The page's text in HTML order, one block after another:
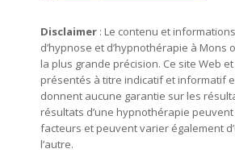
Disclaimer : Le contenu et
d’hypnose et d’hypnothérapie à Mons
la plus grande précision. Ce site Web
présentés à titre indicatif et informatif
donnent aucune garantie sur les
résultats d’une hypnothérapie
facteurs et peuvent varier également
l’autre.